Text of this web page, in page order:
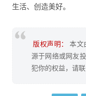
生活、创造美好。
版权声明：
本文
源于网络或网友
犯你的权益，请联